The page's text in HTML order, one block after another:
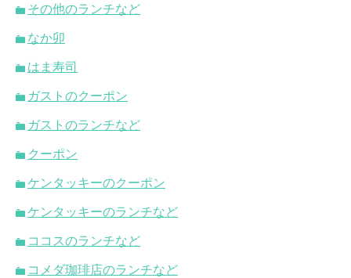
その他のランチなど
なか卯
はま寿司
ガストのクーポン
ガストのランチなど
クーポン
ケンタッキーのクーポン
ケンタッキーのランチなど
ココスのランチなど
コメダ珈琲店のランチなど